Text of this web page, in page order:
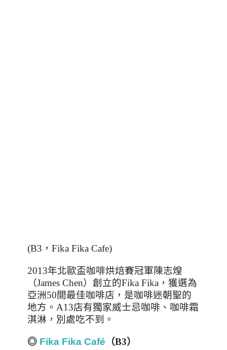
(B3，Fika Fika Cafe)
2013年北歐盃咖啡烘焙賽冠軍陳志煌
（James Chen）創立的Fika Fika ，獲選為
亞洲50間最佳咖啡店，是咖啡迷朝聖的
地方。A13店有獨家威士忌咖啡、咖啡霜
淇淋，別處吃不到。
◎ Fika Fika Café （B3）